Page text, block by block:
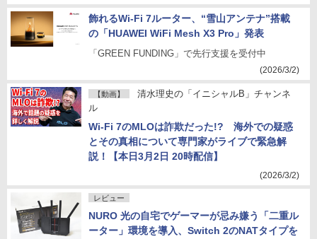
飾れるWi-Fi 7ルーター、“雪山アンテナ”搭載
の「HUAWEI WiFi Mesh X3 Pro」発表
「GREEN FUNDING」で先行支援を受付中
(2026/3/2)
【動画】
清水理史の「イニシャルB」チャンネ
ル
Wi-Fi 7のMLOは詐欺だった!? 海外での疑惑
とその真相について専門家がライブで緊急解
説！【本日3月2日 20時配信】
(2026/3/2)
レビュー
NURO 光の自宅でゲーマーが忌み嫌う「二重ル
ーター」環境を導入、Switch 2のNATタイプを